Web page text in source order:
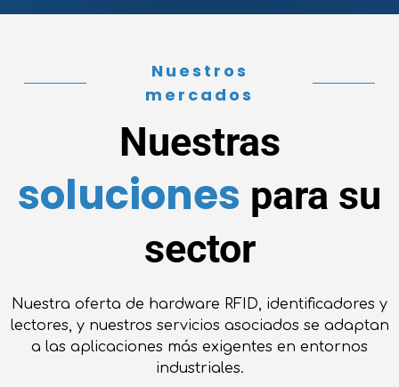
Nuestros
mercados
Nuestras
soluciones para su
sector
Nuestra oferta de hardware RFID, identificadores y
lectores, y nuestros servicios asociados se adaptan
a las aplicaciones más exigentes en entornos
industriales.